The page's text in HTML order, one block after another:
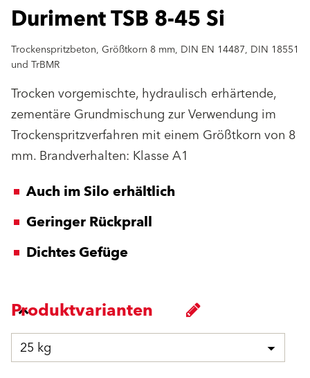
Duriment TSB 8-45 Si
Trockenspritzbeton, Größtkorn 8 mm, DIN EN 14487, DIN 18551
und TrBMR
Trocken vorgemischte, hydraulisch erhärtende,
zementäre Grundmischung zur Verwendung im
Trockenspritzverfahren mit einem Größtkorn von 8
mm. Brandverhalten: Klasse A1
Auch im Silo erhältlich
Geringer Rückprall
Dichtes Gefüge
Produktvarianten
25 kg